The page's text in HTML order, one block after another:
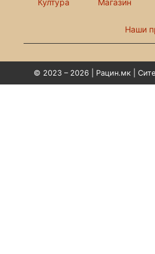
Наши
© 2023 – 2026 | Рацин.мк |